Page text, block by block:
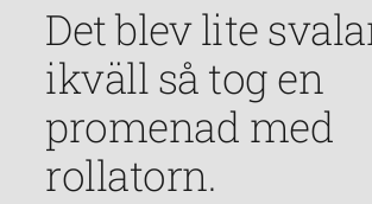
Det blev lite
ikväll så tog en
promenad med
rollatorn.